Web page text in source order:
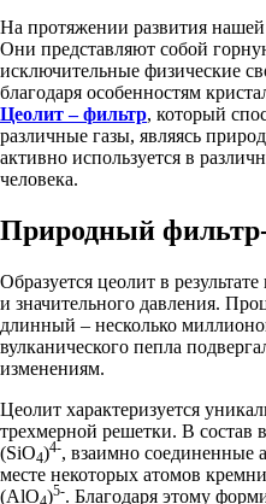
На протяжении развития
Они представляют собой
исключительные физические
благодаря особенностям
Цеолит – фильтр, который
различные газы, являясь
активно используется в
человека.
Природный фильтр-
Образуется цеолит в
и значительного давления.
длинный – несколько
вулканического пепла
изменениям.
Цеолит характеризуется
трехмерной решетки. В состав
(SiO4)4-, взаимно соединенные
месте некоторых атомов
(AlO )5-. Благодаря этому